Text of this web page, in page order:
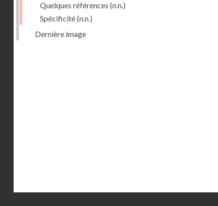
Quelques références (n.n.)
Spécificité(n.n.)
Dernière image